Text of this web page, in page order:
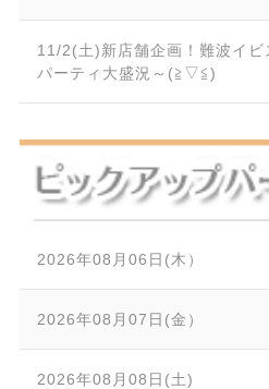
11/2(土)新店舗企画！難波イ
パーティ大盛況～(≧▽≦)
2026年08月06日(木）
2026年08月07日(金）
2026年08月08日(土)